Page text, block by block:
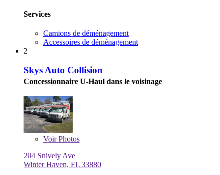
Services
Camions de déménagement
Accessoires de déménagement
2
Skys Auto Collision
Concessionnaire U-Haul dans le voisinage
VoirPhotos
204 Snively Ave
Winter Haven, FL 33880